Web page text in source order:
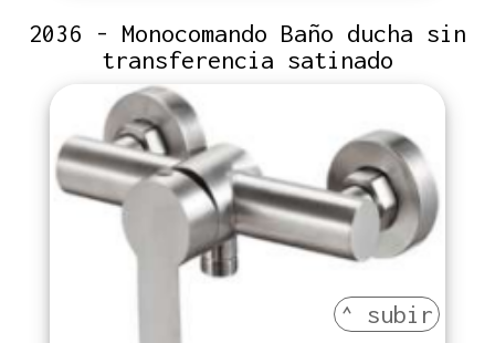
2036 - Monocomando Baño ducha sin
transferencia satinado
^ subir